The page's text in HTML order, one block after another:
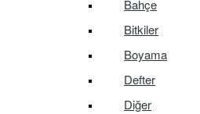
Bahçe
Bitkiler
Boyama
Defter
Diğer